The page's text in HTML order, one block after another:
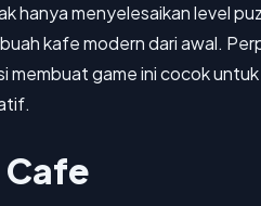
hanya menyelesaikan level
kafe modern dari awal.
membuat game ini cocok